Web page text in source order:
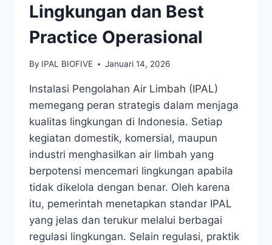
Lingkungan dan Best
Practice Operasional
By IPAL BIOFIVE Januari 14, 2026
Instalasi Pengolahan Air Limbah (IPAL)
memegang peran strategis dalam menjaga
kualitas lingkungan di Indonesia. Setiap
kegiatan domestik, komersial, maupun
industri menghasilkan air limbah yang
berpotensi mencemari lingkungan apabila
tidak dikelola dengan benar. Oleh karena
itu, pemerintah menetapkan standar IPAL
yang jelas dan terukur melalui berbagai
regulasi lingkungan. Selain regulasi, praktik